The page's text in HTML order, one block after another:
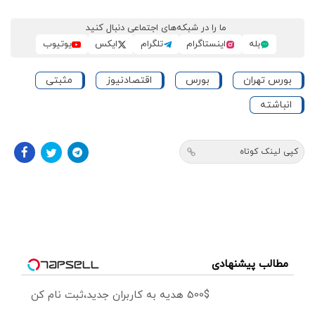
ما را در شبکه‌های اجتماعی دنبال کنید
بله
اینستاگرام تلگرام ایکس یوتیوب
بورس تهران بورس اقتصادنیوز
مثبتی
انباشته
کپی لینک کوتاه
مطالب پیشنهادی
500$ هدیه به کاربران جدید،ثبت نام کن